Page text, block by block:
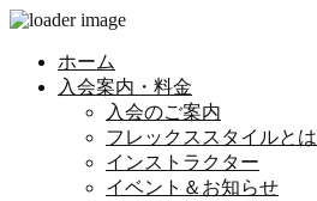
ホーム
入会案内・料金
入会のご案内
フレックススタイルとは
インストラクター
イベント＆お知らせ